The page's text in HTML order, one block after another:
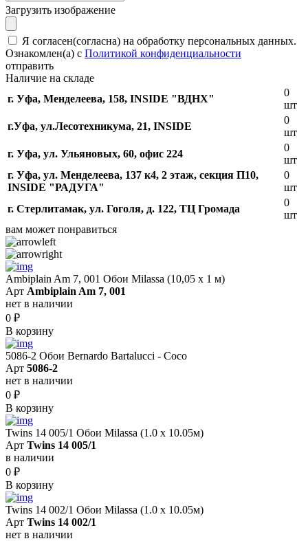
Загрузить изображение
Я согласен(согласна) на обработку персональных данных.
Ознакомлен(а) с Политикой конфиденциальности
отправить
Наличие на складе
г. Уфа, Менделеева, 158, INSIDE "ВДНХ"
0
шт
г.Уфа, ​ул.Лесотехникума, 21, INSIDE
0
шт
г. Уфа, ул. Ульяновых, 60, офис 224
0
шт
г. Уфа, ул. Менделеева, 137 к4, ​2 этаж, секция П10,
INSIDE "РАДУГА"
0
шт
г. Стерлитамак, ул. Гоголя, д. 122, ТЦ Громада
0
шт
вам может понравиться
Ambiplain Am 7, 001 Обои Milassa (10,05 х 1 м)
Арт Ambiplain Am 7, 001
нет в наличии
0 ₽
В корзину
5086-2 Обои Bernardo Bartalucci - Coco
Арт 5086-2
нет в наличии
0 ₽
В корзину
Twins 14 005/1 Обои Milassa (1.0 х 10.05м)
Арт Twins 14 005/1
в наличии
0 ₽
В корзину
Twins 14 002/1 Обои Milassa (1.0 х 10.05м)
Арт Twins 14 002/1
нет в наличии